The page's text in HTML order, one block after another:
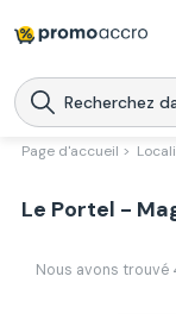
Magasins
Produits
Promoaccro
Page d'accueil >
Le Portel -
Nous avons trouvé